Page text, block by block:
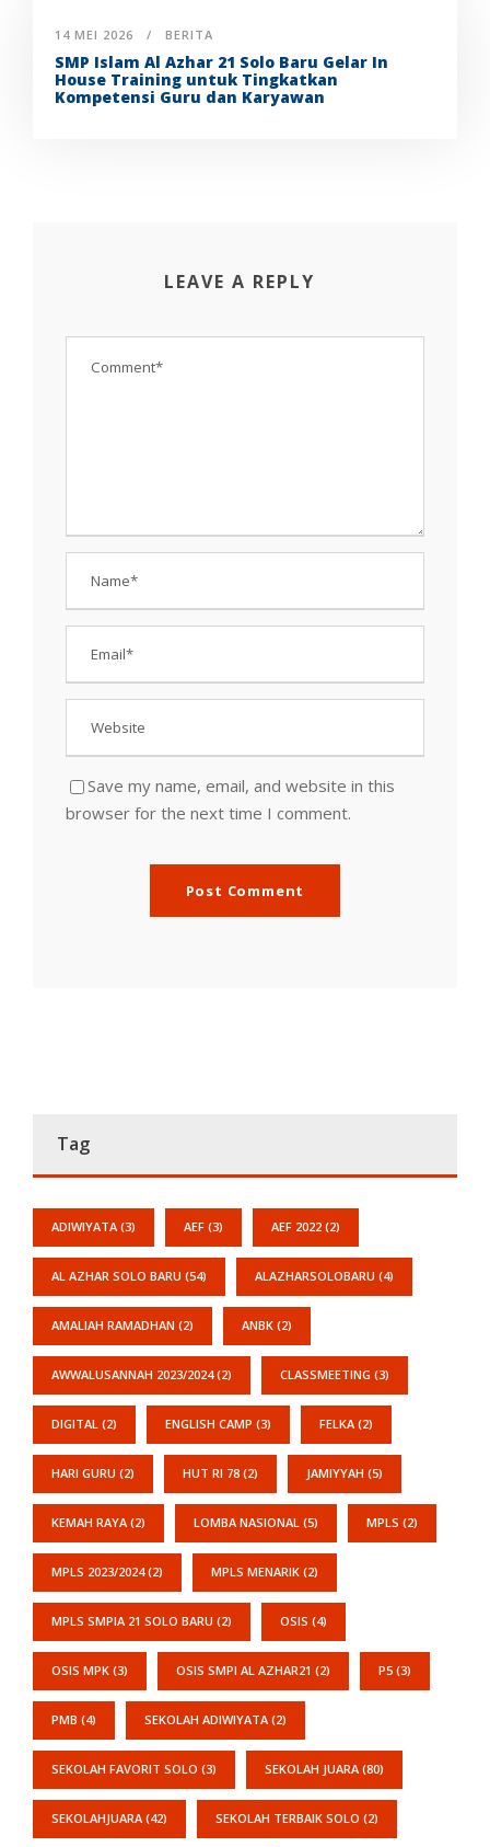
14 MEI 2026 BERITA
SMP Islam Al Azhar 21 Solo Baru Gelar In
House Training untuk Tingkatkan
Kompetensi Guru dan Karyawan
LEAVE A REPLY
Save my name, email, and website in this
browser for the next time I comment.
Tag
ADIWIYATA (3) AEF (3) AEF 2022 (2)
AL AZHAR SOLO BARU (54) ALAZHARSOLOBARU (4)
AMALIAH RAMADHAN (2) ANBK (2)
AWWALUSANNAH 2023/2024(2) CLASSMEETING (3)
DIGITAL (2) ENGLISH CAMP (3) FELKA (2)
HARI GURU (2) HUT RI 78 (2) JAMIYYAH (5)
KEMAH RAYA (2) LOMBA NASIONAL (5) MPLS (2)
MPLS 2023/2024(2) MPLS MENARIK (2)
MPLS SMPIA 21 SOLO BARU (2) OSIS (4)
OSIS MPK (3) OSIS SMPI AL AZHAR21 (2) P5 (3)
PMB (4) SEKOLAH ADIWIYATA (2)
SEKOLAH FAVORIT SOLO (3) SEKOLAH JUARA (80)
SEKOLAHJUARA (42) SEKOLAH TERBAIK SOLO (2)